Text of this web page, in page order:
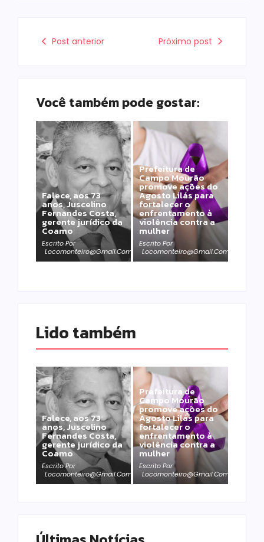
Post anterior Próximo post
Você também pode gostar:
Falece, aos 73
anos, Juscelino
Fernandes Costa,
gerente jurídico da
Coamo
Escrito Por
Locomonteiro@gmail.com
Prefeitura de
Campo Mourão
promove ações do
Agosto Lilás para
fortalecer o
enfrentamento à
violência contra a
mulher
Escrito Por
Locomonteiro@gmail.com
Lido também
Falece, aos 73
anos, Juscelino
Fernandes Costa,
gerente jurídico da
Coamo
Escrito Por
Locomonteiro@gmail.com
Prefeitura de
Campo Mourão
promove ações do
Agosto Lilás para
fortalecer o
enfrentamento à
violência contra a
mulher
Escrito Por
Locomonteiro@gmail.com